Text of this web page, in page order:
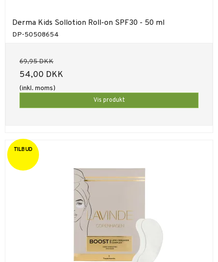
Derma Kids Sollotion Roll-on SPF30 - 50 ml
DP-50508654
69,95 DKK
54,00 DKK
(inkl. moms)
Vis produkt
TILBUD